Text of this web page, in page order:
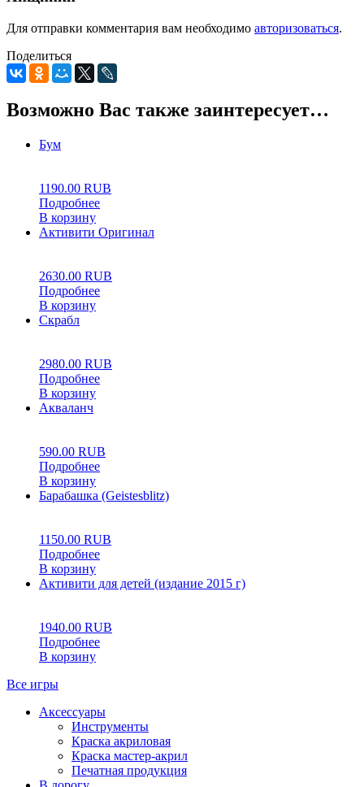
Для отправки комментария вам необходимо авторизоваться.
Поделиться
Возможно Вас также заинтересует…
Бум
1190.00 RUB
Подробнее
В корзину
Активити Оригинал
2630.00 RUB
Подробнее
В корзину
Скрабл
2980.00 RUB
Подробнее
В корзину
Акваланч
590.00 RUB
Подробнее
В корзину
Барабашка (Geistesblitz)
1150.00 RUB
Подробнее
В корзину
Активити для детей (издание 2015 г)
1940.00 RUB
Подробнее
В корзину
Все игры
Аксессуары
Инструменты
Краска акриловая
Краска мастер-акрил
Печатная продукция